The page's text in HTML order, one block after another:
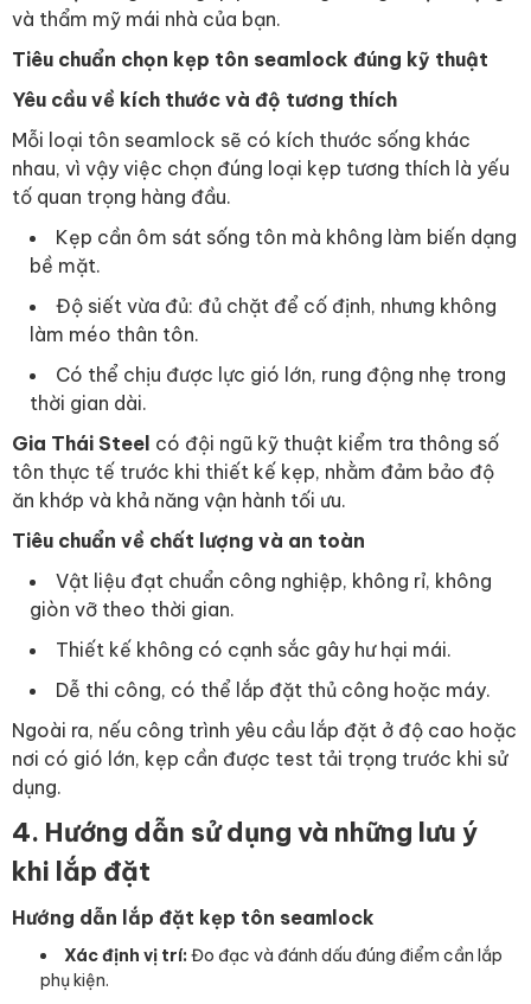
và thẩm mỹ mái nhà của bạn.
Tiêu chuẩn chọn kẹp tôn seamlock đúng kỹ thuật
Yêu cầu về kích thước và độ tương thích
Mỗi loại tôn seamlock sẽ có kích thước sống khác
nhau, vì vậy việc chọn đúng loại kẹp tương thích là yếu
tố quan trọng hàng đầu.
Kẹp cần ôm sát sống tôn mà không làm biến dạng
bề mặt.
Độ siết vừa đủ: đủ chặt để cố định, nhưng không
làm méo thân tôn.
Có thể chịu được lực gió lớn, rung động nhẹ trong
thời gian dài.
Gia Thái Steel có đội ngũ kỹ thuật kiểm tra thông số
tôn thực tế trước khi thiết kế kẹp, nhằm đảm bảo độ
ăn khớp và khả năng vận hành tối ưu.
Tiêu chuẩn về chất lượng và an toàn
Vật liệu đạt chuẩn công nghiệp, không rỉ, không
giòn vỡ theo thời gian.
Thiết kế không có cạnh sắc gây hư hại mái.
Dễ thi công, có thể lắp đặt thủ công hoặc máy.
Ngoài ra, nếu công trình yêu cầu lắp đặt ở độ cao hoặc
nơi có gió lớn, kẹp cần được test tải trọng trước khi sử
dụng.
4. Hướng dẫn sử dụng và những lưu ý
khi lắp đặt
Hướng dẫn lắp đặt kẹp tôn seamlock
Xác định vị trí: Đo đạc và đánh dấu đúng điểm cần lắp
phụ kiện.